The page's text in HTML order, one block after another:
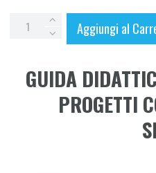
GUIDA
ACQUERELLO
Emozioni
Aggiungi al
GUIDA
PROGETTI